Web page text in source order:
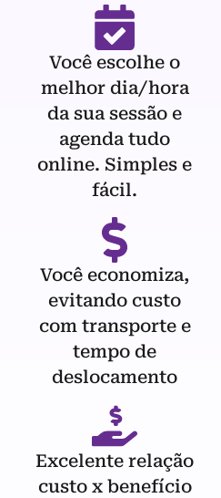
Você escolhe o
melhor dia/hora
da sua sessão e
agenda tudo
online. Simples e
fácil.
Você economiza,
evitando custo
com transporte e
tempo de
deslocamento
Excelente relação
custo x benefício